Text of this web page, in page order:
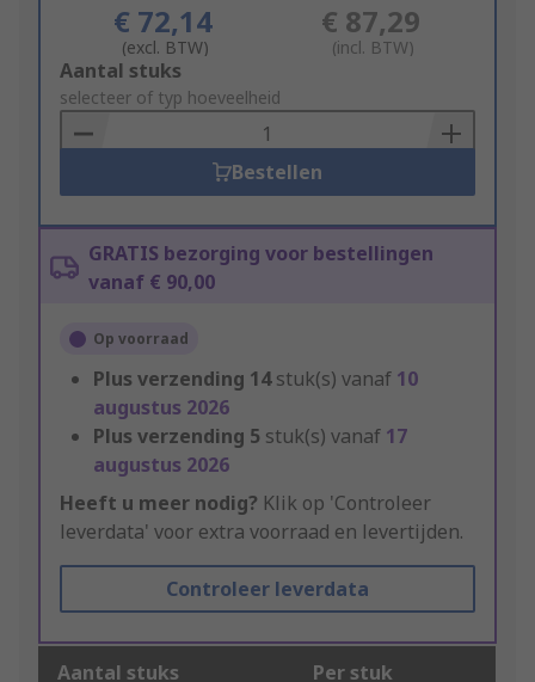
€ 72,14
(excl. BTW)
€ 87,29
(incl. BTW)
Add
to
Basket
Aantal stuks
selecteer of typ hoeveelheid
Bestellen
GRATIS bezorging voor bestellingen
vanaf € 90,00
Op voorraad
Plus verzending 14stuk(s) vanaf 10
augustus 2026
Plus verzending 5 stuk(s) vanaf 17
augustus 2026
Heeft u meer nodig? Klik op 'Controleer
leverdata' voor extra voorraad en levertijden.
Controleer leverdata
Aantal stuks Per stuk